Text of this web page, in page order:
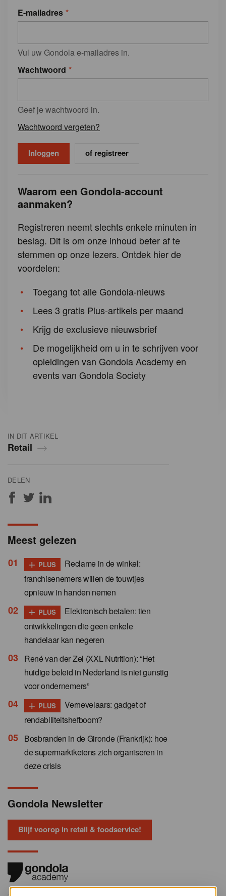
IN DIT ARTIKEL
Retail
DELEN
E-mailadres
Vul uw Gondola e-mailadres in.
Wachtwoord
Geef je wachtwoord in.
Wachtwoord vergeten?
of registreer
Waarom een Gondola-account
aanmaken?
Registreren neemt slechts enkele minuten in
beslag. Dit is om onze inhoud beter af te
stemmen op onze lezers. Ontdek hier de
voordelen:
Toegang tot alle Gondola-nieuws
Lees 3 gratis Plus-artikels per maand
Krijg de exclusieve nieuwsbrief
De mogelijkheid om u in te schrijven voor
opleidingen van Gondola Academy en
events van Gondola Society
Meest gelezen
+ PLUS
Reclame in de winkel:
franchisenemers willen de touwtjes
opnieuw in handen nemen
+ PLUS
Elektronisch betalen: tien
ontwikkelingen die geen enkele
handelaar kan negeren
René van der Zel (XXL Nutrition): “Het
huidige beleid in Nederland is niet gunstig
voor ondernemers”
+ PLUS
Vernevelaars: gadget of
rendabiliteitshefboom?
Bosbranden in de Gironde (Frankrijk): hoe
de supermarktketens zich organiseren in
deze crisis
Gondola Newsletter
Blijf voorop in retail & foodservice!